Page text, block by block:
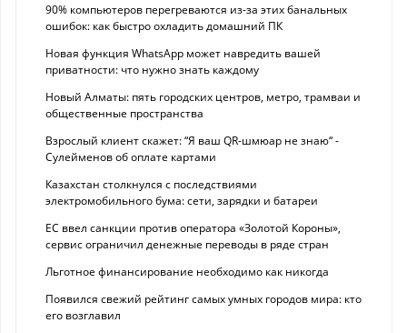
90% компьютеров перегреваются из-за этих банальных
ошибок: как быстро охладить домашний ПК
Новая функция WhatsApp может навредить вашей
приватности: что нужно знать каждому
Новый Алматы: пять городских центров, метро, трамваи и
общественные пространства
Взрослый клиент скажет: “Я ваш QR-шмюар не знаю“ -
Сулейменов об оплате картами
Казахстан столкнулся с последствиями
электромобильного бума: сети, зарядки и батареи
ЕС ввел санкции против оператора «Золотой Короны»,
сервис ограничил денежные переводы в ряде стран
Льготное финансирование необходимо как никогда
Появился свежий рейтинг самых умных городов мира: кто
его возглавил